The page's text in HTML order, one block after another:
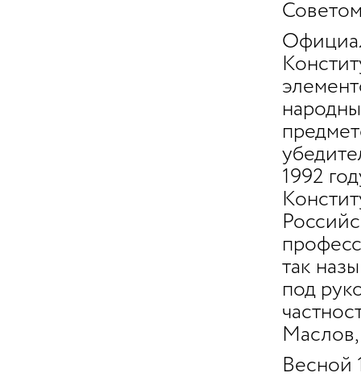
1992
так
под
Весной